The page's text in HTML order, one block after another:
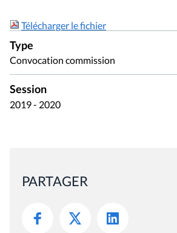
Télécharger le fichier
Type
Convocation commission
Session
2019 - 2020
PARTAGER